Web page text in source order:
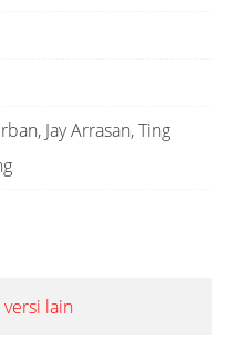
Jay Arrasan, Ting
lain